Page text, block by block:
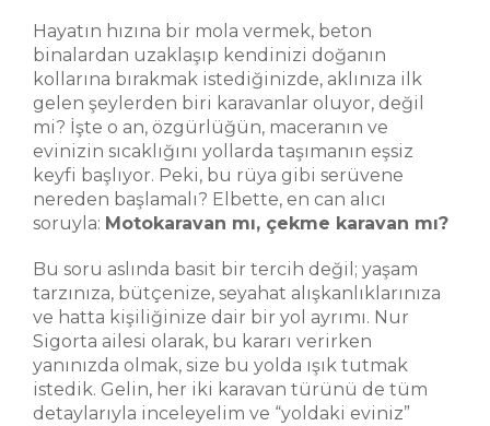
Hayatın hızına bir mola vermek, beton
binalardan uzaklaşıp kendinizi doğanın
kollarına bırakmak istediğinizde, aklınıza ilk
gelen şeylerden biri karavanlar oluyor, değil
mi? İşte o an, özgürlüğün, maceranın ve
evinizin sıcaklığını yollarda taşımanın eşsiz
keyfi başlıyor. Peki, bu rüya gibi serüvene
nereden başlamalı? Elbette, en can alıcı
soruyla: Motokaravan mı, çekme karavan mı?
Bu soru aslında basit bir tercih değil; yaşam
tarzınıza, bütçenize, seyahat alışkanlıklarınıza
ve hatta kişiliğinize dair bir yol ayrımı. Nur
Sigorta ailesi olarak, bu kararı verirken
yanınızda olmak, size bu yolda ışık tutmak
istedik. Gelin, her iki karavan türünü de tüm
detaylarıyla inceleyelim ve “yoldaki eviniz”